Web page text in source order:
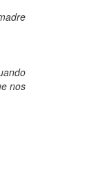
nos